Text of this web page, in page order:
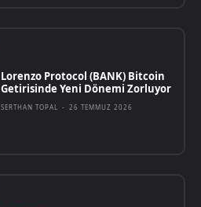
Lorenzo Protocol (BANK) Bitcoin
Getirisinde Yeni Dönemi Zorluyor
SERTHAN TOPAL - 26 TEMMUZ 2026